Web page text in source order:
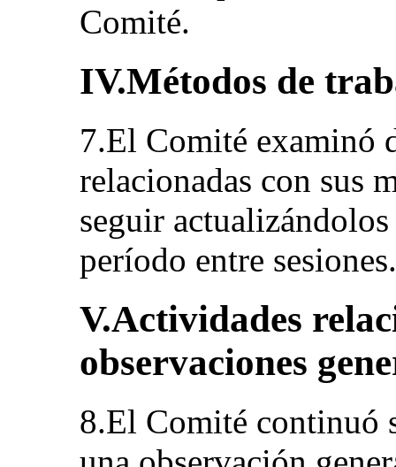
Comité.
IV.Métodos de
7.El Comité examinó
relacionadas con sus
seguir
período entre sesiones.
V.Actividades
observaciones
8.El Comité continuó